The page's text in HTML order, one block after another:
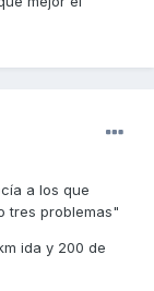
a los que
tres problemas"
ida y 200 de